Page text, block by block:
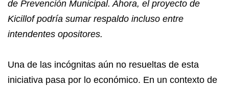
de Prevención Municipal. Ahora, el proyecto de
Kicillof podría sumar respaldo incluso entre
intendentes opositores.
Una de las incógnitas aún no resueltas de esta
iniciativa pasa por lo económico. En un contexto de